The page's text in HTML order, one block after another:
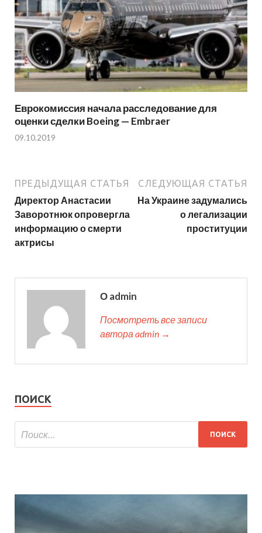
Еврокомиссия начала расследование для
оценки сделки Boeing — Embraer
09.10.2019
ПРЕДЫДУЩАЯ СТАТЬЯ
Директор Анастасии
Заворотнюк опровергла
информацию о смерти
актрисы
СЛЕДУЮЩАЯ СТАТЬЯ
На Украине задумались
о легализации
проституции
О admin
Посмотреть все записи
автора admin →
ПОИСК